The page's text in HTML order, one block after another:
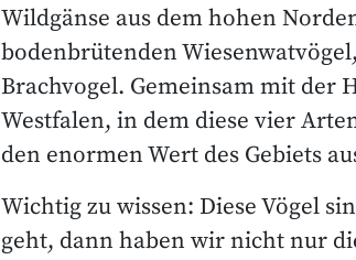
Wildgänse aus dem hohen
bodenbrütenden
Brachvogel. Gemeinsam mit der
Westfalen, in dem diese vier
den enormen Wert des Gebiets
Wichtig zu wissen: Diese Vögel
geht, dann haben wir nicht nur